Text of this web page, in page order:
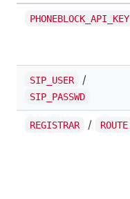
PHONEBLOCK_API_KEY
SIP_USER /
SIP_PASSWD
REGISTRAR / ROUTE